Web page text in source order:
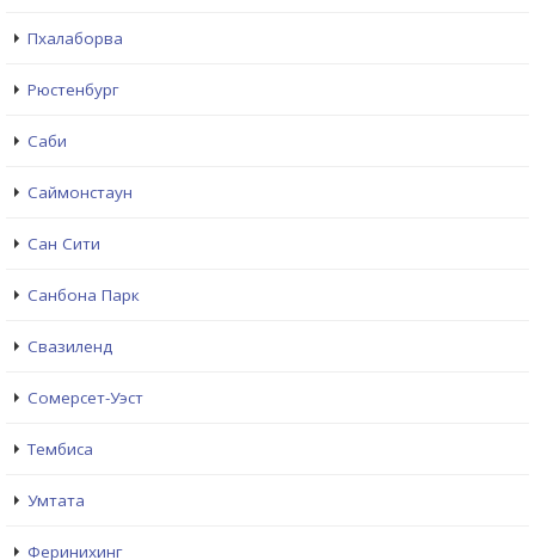
Пхалаборва
Рюстенбург
Саби
Саймонстаун
Сан Сити
Санбона Парк
Свазиленд
Сомерсет-Уэст
Тембиса
Умтата
Феринихинг